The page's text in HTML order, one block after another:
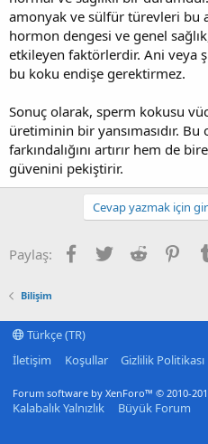
amonyak ve sülfür türevleri bu
hormon dengesi ve genel
etkileyen faktörlerdir. Ani veya
bu koku endişe gerektirmez.
Sonuç olarak, sperm kokusu
üretiminin bir yansımasıdır.
farkındalığını artırır hem de
güvenini pekiştirir.
Cevap yazmak için
Paylaş: Facebook
TwitterReddit
Bilişim
Türkçe (TR)
İletişim
Koşullar Gizlilik Politikası
Forum software by XenForo™ © 2010-
Kalabalık Yalnızlık Büyük Forum